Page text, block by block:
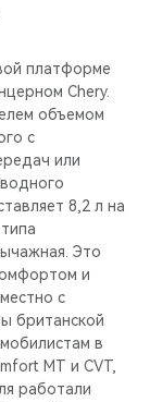
платформе
Chery.
объемом
с
или
8,2 л на
Это
и
с
британской
в
MT и CVT,
работали